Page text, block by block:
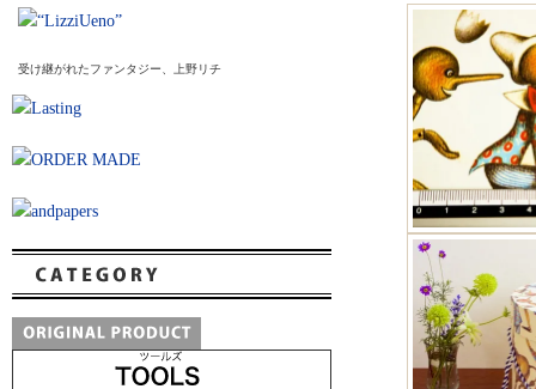
受け継がれたファンタジー、上野リチ